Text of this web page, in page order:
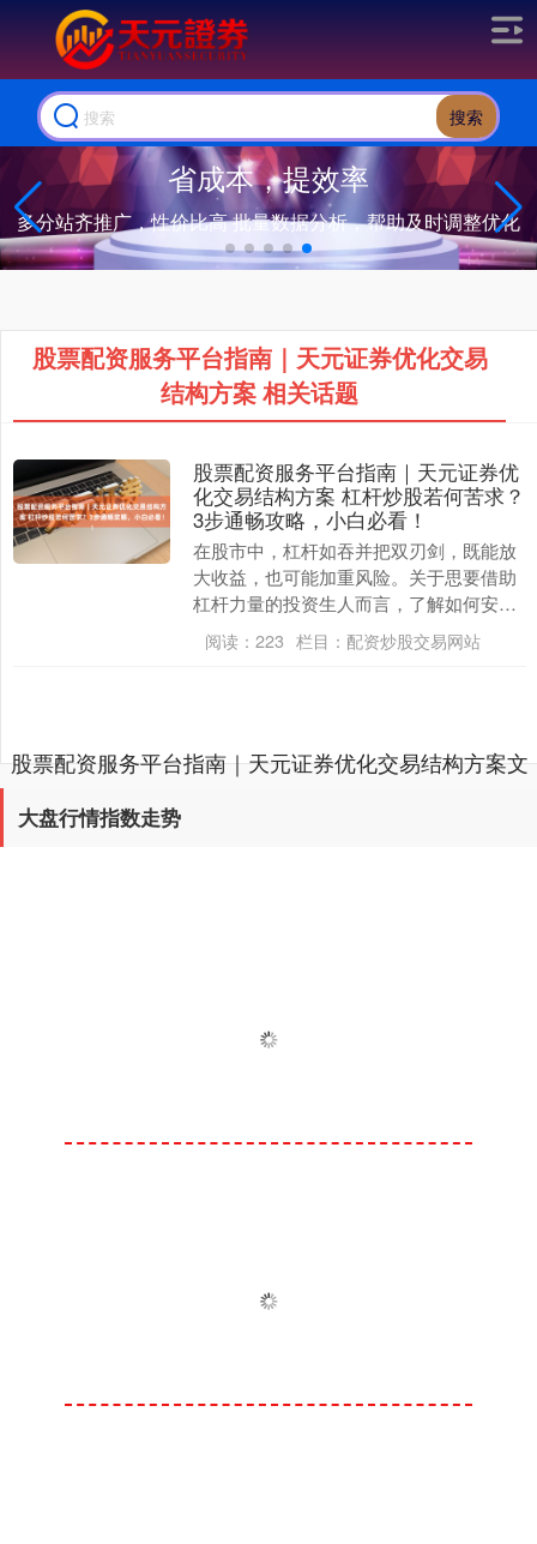
搜索
省成本，提效率
多分站齐推广，性价比高 批量数据分析，帮助及时调整优化
股票配资服务平台指南｜天元证券优化交易
结构方案 相关话题
股票配资服务平台指南｜天元证券优
化交易结构方案 杠杆炒股若何苦求？
3步通畅攻略，小白必看！
在股市中，杠杆如吞并把双刃剑，既能放
大收益，也可能加重风险。关于思要借助
杠杆力量的投资生人而言，了解如何安
全、合规地苦求通畅杠杆往复至关穷苦。
本文将为你拆解三步....
阅读： 223 栏目： 配资炒股交易网站
股票配资服务平台指南｜天元证券优化交易结构方案文
大盘行情指数走势